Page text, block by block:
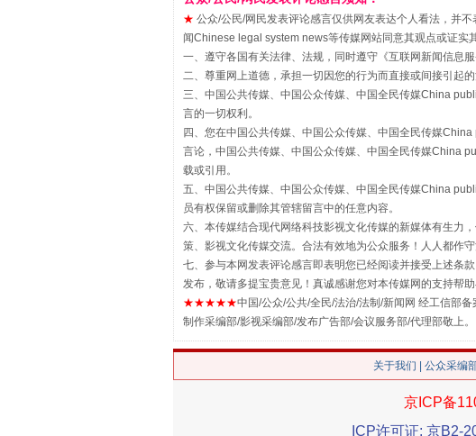
揭批美国五大"原罪"
★ 公众/公民/网民发表评论感言仅供网友表达个人看法，并
闻Chinese legal system news等传媒网站同意其观点或证实
一、遵守各国有关法律、法规，同时遵守《互联网新闻信息
二、尊重网上道德，承担一切因您的行为而直接或间接引起的
三、中国公共传媒、中国公众传媒、中国全民传媒China
言的一切权利。
四、您在中国公共传媒、中国公众传媒、中国全民传媒
言论，中国公共传媒、中国公众传媒、中国全民传媒China
载或引用。
五、中国公共传媒、中国公众传媒、中国全民传媒China
员有权保留或删除其管辖留言中的任意内容。
六、本传媒结合现代网络科技影视文化传媒的新媒体有生力
策、影视文化传媒交流。合法有效地为公众服务！人人都作守
七、参与本网发表评论感言即表明您已经阅读并接受上述条
发布，敬请多提宝贵意见！真诚感谢您对本传媒网的支持帮
★★★★★中国/公众/公共/全民/法治/法制/新闻网 经工信部
制作采编部/影视采编部/发布广告部/会议服务部/代理部敬上。
关于我们 公众采编
京ICP备
ICP许可证: 京B2-